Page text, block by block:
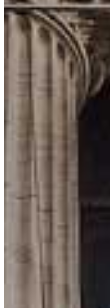
Najnovšie články
Je SEIF Finance podvod
XTB vs. IG – detailné
12. marca 2026